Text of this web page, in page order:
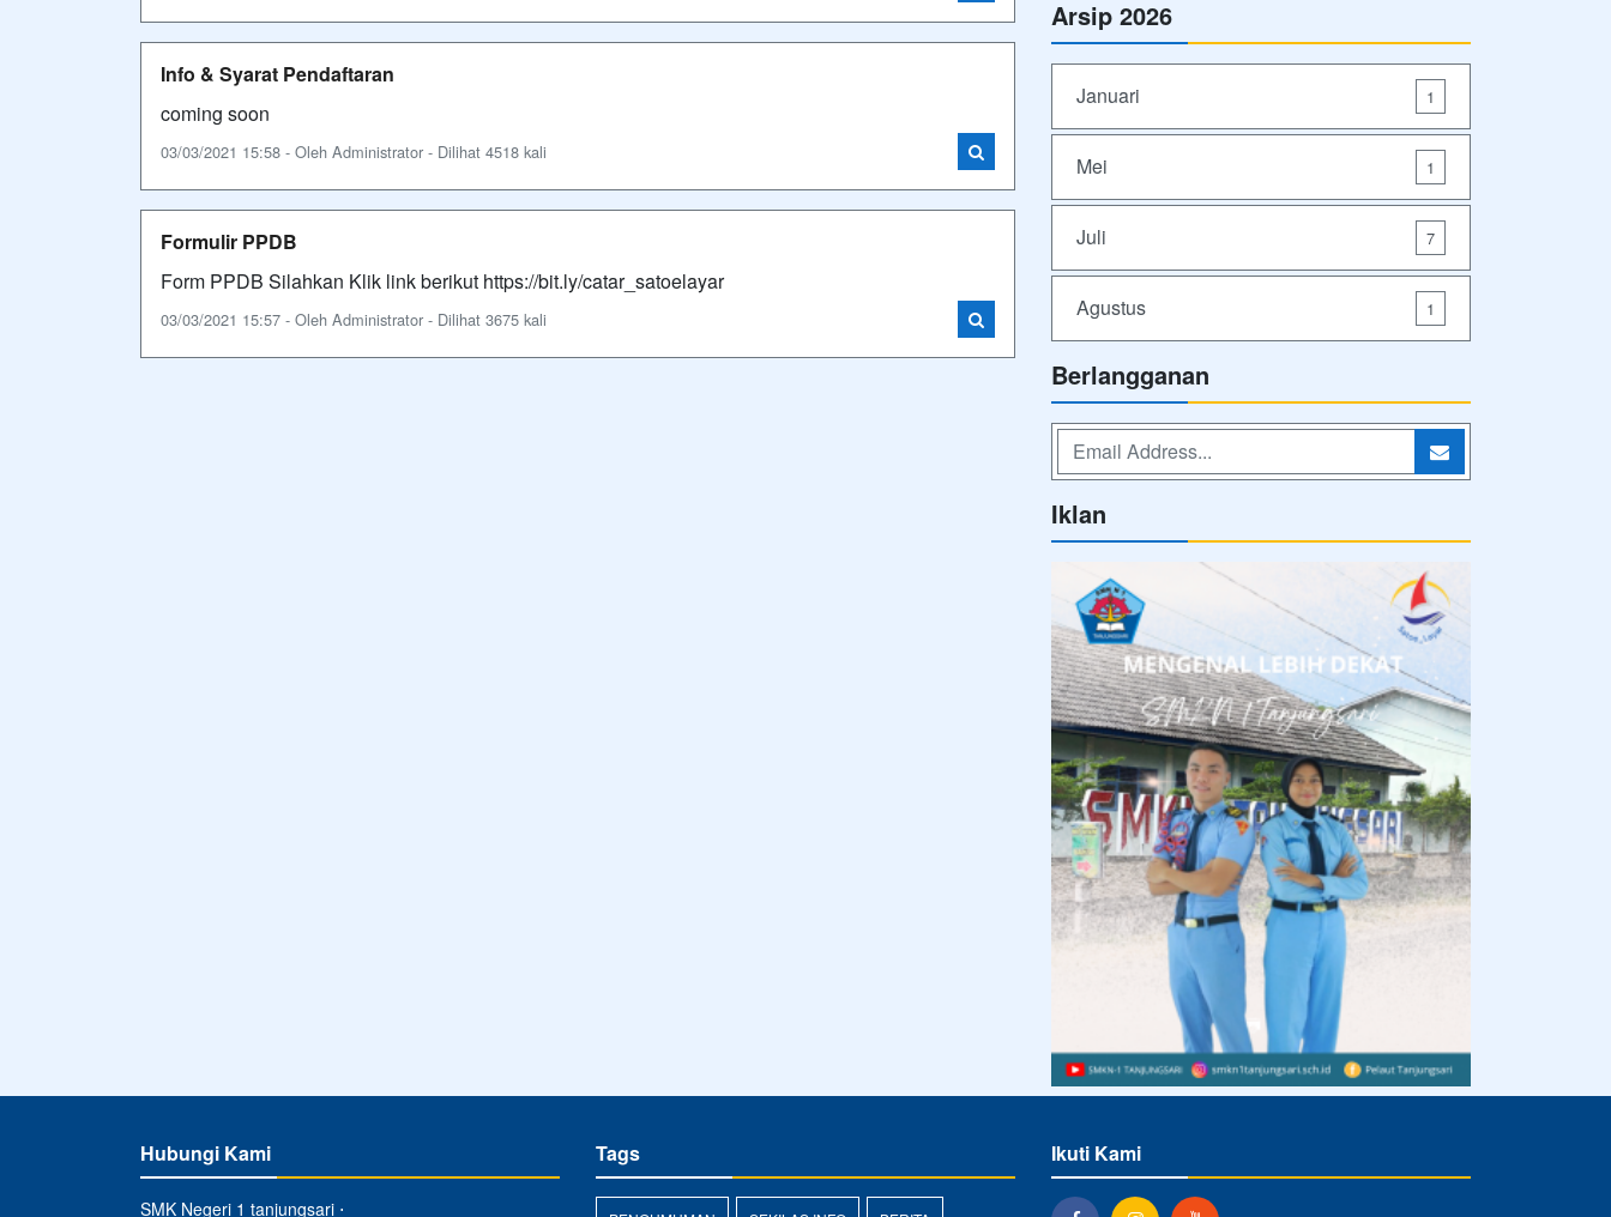
Info & Syarat Pendaftaran
coming soon
03/03/2021 15:58 - Oleh Administrator - Dilihat 4518 kali
Formulir PPDB
Form PPDB Silahkan Klik link berikut https://bit.ly/catar_satoelayar
03/03/2021 15:57 - Oleh Administrator - Dilihat 3675 kali
Arsip 2026
Januari 1
Mei 1
Juli 7
Agustus 1
Berlangganan
Iklan
Hubungi Kami
SMK Negeri 1 tanjungsari ⋅
Tags Ikuti Kami